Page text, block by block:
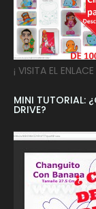
¡ VISITA EL
MINI TUTORIAL:
DRIVE?